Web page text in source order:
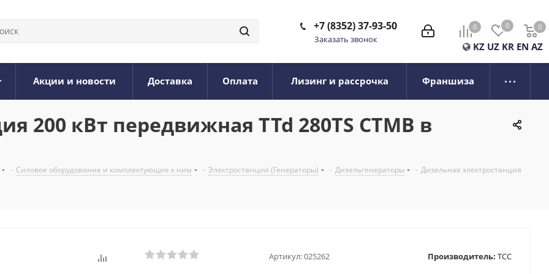
0 0 0
0
KZ UZ KR EN AZ
+7 (8352) 37-93-50
Заказать звонок
Акции и новости Доставка Оплата Лизинг и рассрочка Франшиза
200 кВт передвижная TTd 280TS CTMB в
- Силовое оборудование и комплектующие к ним - Электростанции (Генераторы) - Дизельгенераторы - Дизельная электростанция
Артикул:025262 Производитель: ТСС